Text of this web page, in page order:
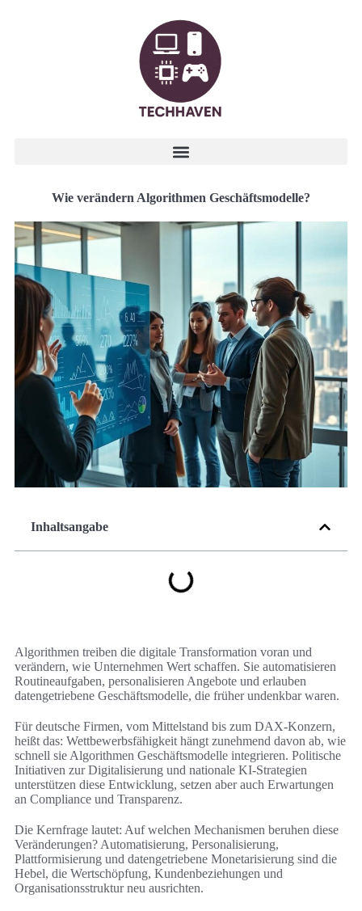
Wie verändern Algorithmen Geschäftsmodelle?
Inhaltsangabe
Algorithmen treiben die digitale Transformation voran und
verändern, wie Unternehmen Wert schaffen. Sie automatisieren
Routineaufgaben, personalisieren Angebote und erlauben
datengetriebene Geschäftsmodelle, die früher undenkbar waren.
Für deutsche Firmen, vom Mittelstand bis zum DAX‑Konzern,
heißt das: Wettbewerbsfähigkeit hängt zunehmend davon ab, wie
schnell sie Algorithmen Geschäftsmodelle integrieren. Politische
Initiativen zur Digitalisierung und nationale KI‑Strategien
unterstützen diese Entwicklung, setzen aber auch Erwartungen
an Compliance und Transparenz.
Die Kernfrage lautet: Auf welchen Mechanismen beruhen diese
Veränderungen? Automatisierung, Personalisierung,
Plattformisierung und datengetriebene Monetarisierung sind die
Hebel, die Wertschöpfung, Kundenbeziehungen und
Organisationsstruktur neu ausrichten.